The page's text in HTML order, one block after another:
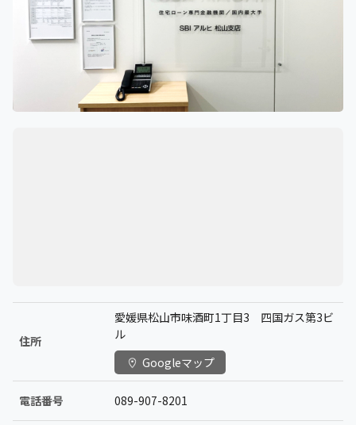
住所
愛媛県松山市味酒町1丁目3 四国ガス第3ビ
ル
Googleマップ
電話番号 089-907-8201